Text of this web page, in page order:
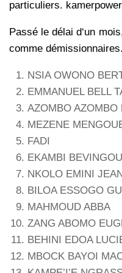
particuliers.
Passé le délai d‘un
comme
NSIA OWONO
EMMANUEL BELL
AZOMBO AZOMBO
MEZENE
FADI
EKAMBI
NKOLO EMINI
BILOA ESSOGO
MAHMOUD ABBA
ZANG ABOMO
BEHINI EDOA
MBOCK BAYOI